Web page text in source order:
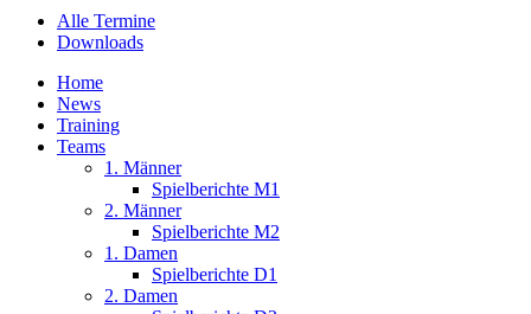
Alle Termine
Downloads
Home
News
Training
Teams
1. Männer
Spielberichte M1
2. Männer
Spielberichte M2
1. Damen
Spielberichte D1
2. Damen